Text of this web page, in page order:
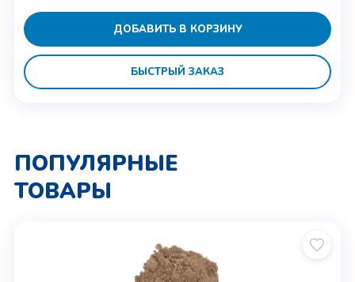
ДОБАВИТЬ В КОРЗИНУ
БЫСТРЫЙ ЗАКАЗ
ПОПУЛЯРНЫЕ
ТОВАРЫ